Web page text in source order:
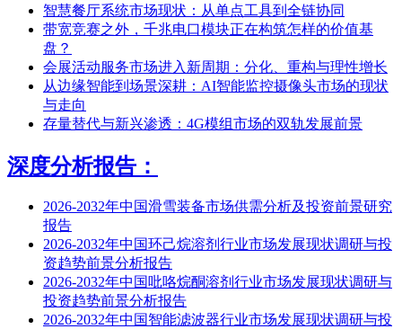
智慧餐厅系统市场现状：从单点工具到全链协同
带宽竞赛之外，千兆电口模块正在构筑怎样的价值基
盘？
会展活动服务市场进入新周期：分化、重构与理性增长
从边缘智能到场景深耕：AI智能监控摄像头市场的现状
与走向
存量替代与新兴渗透：4G模组市场的双轨发展前景
深度分析报告：
2026-2032年中国滑雪装备市场供需分析及投资前景研究
报告
2026-2032年中国环己烷溶剂行业市场发展现状调研与投
资趋势前景分析报告
2026-2032年中国吡咯烷酮溶剂行业市场发展现状调研与
投资趋势前景分析报告
2026-2032年中国智能滤波器行业市场发展现状调研与投